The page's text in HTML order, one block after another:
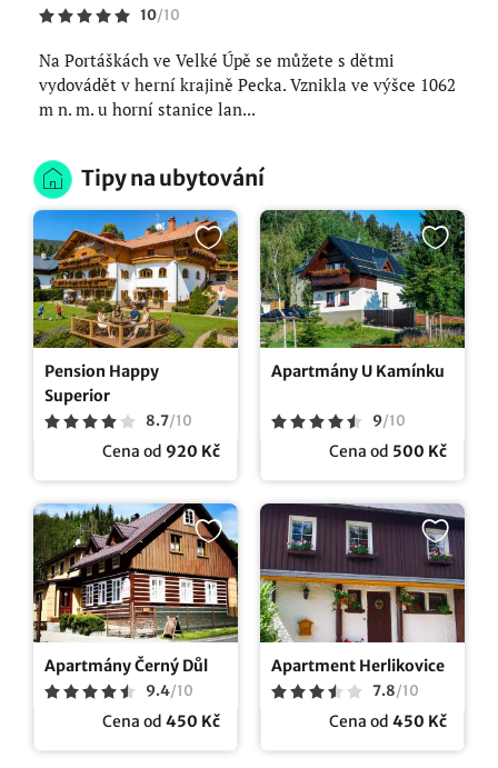
10/10
Na Portáškách ve Velké Úpě se můžete s dětmi
vydovádět v herní krajině Pecka. Vznikla ve výšce 1062
m n. m. u horní stanice lan...
Tipy na ubytování
Pension Happy
Superior
8.7/10
Cena od 920 Kč
Apartmány U Kamínku
9/10
Cena od 500 Kč
Apartmány Černý Důl
9.4/10
Cena od 450 Kč
Apartment Herlikovice
7.8/10
Cena od 450 Kč